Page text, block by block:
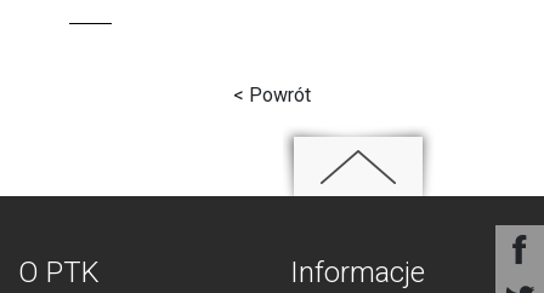
< Powrót
O PTK Informacje